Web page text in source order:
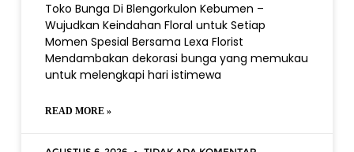
Toko Bunga Di Blengorkulon Kebumen –
Wujudkan Keindahan Floral untuk Setiap
Momen Spesial Bersama Lexa Florist
Mendambakan dekorasi bunga yang memukau
untuk melengkapi hari istimewa
READ MORE »